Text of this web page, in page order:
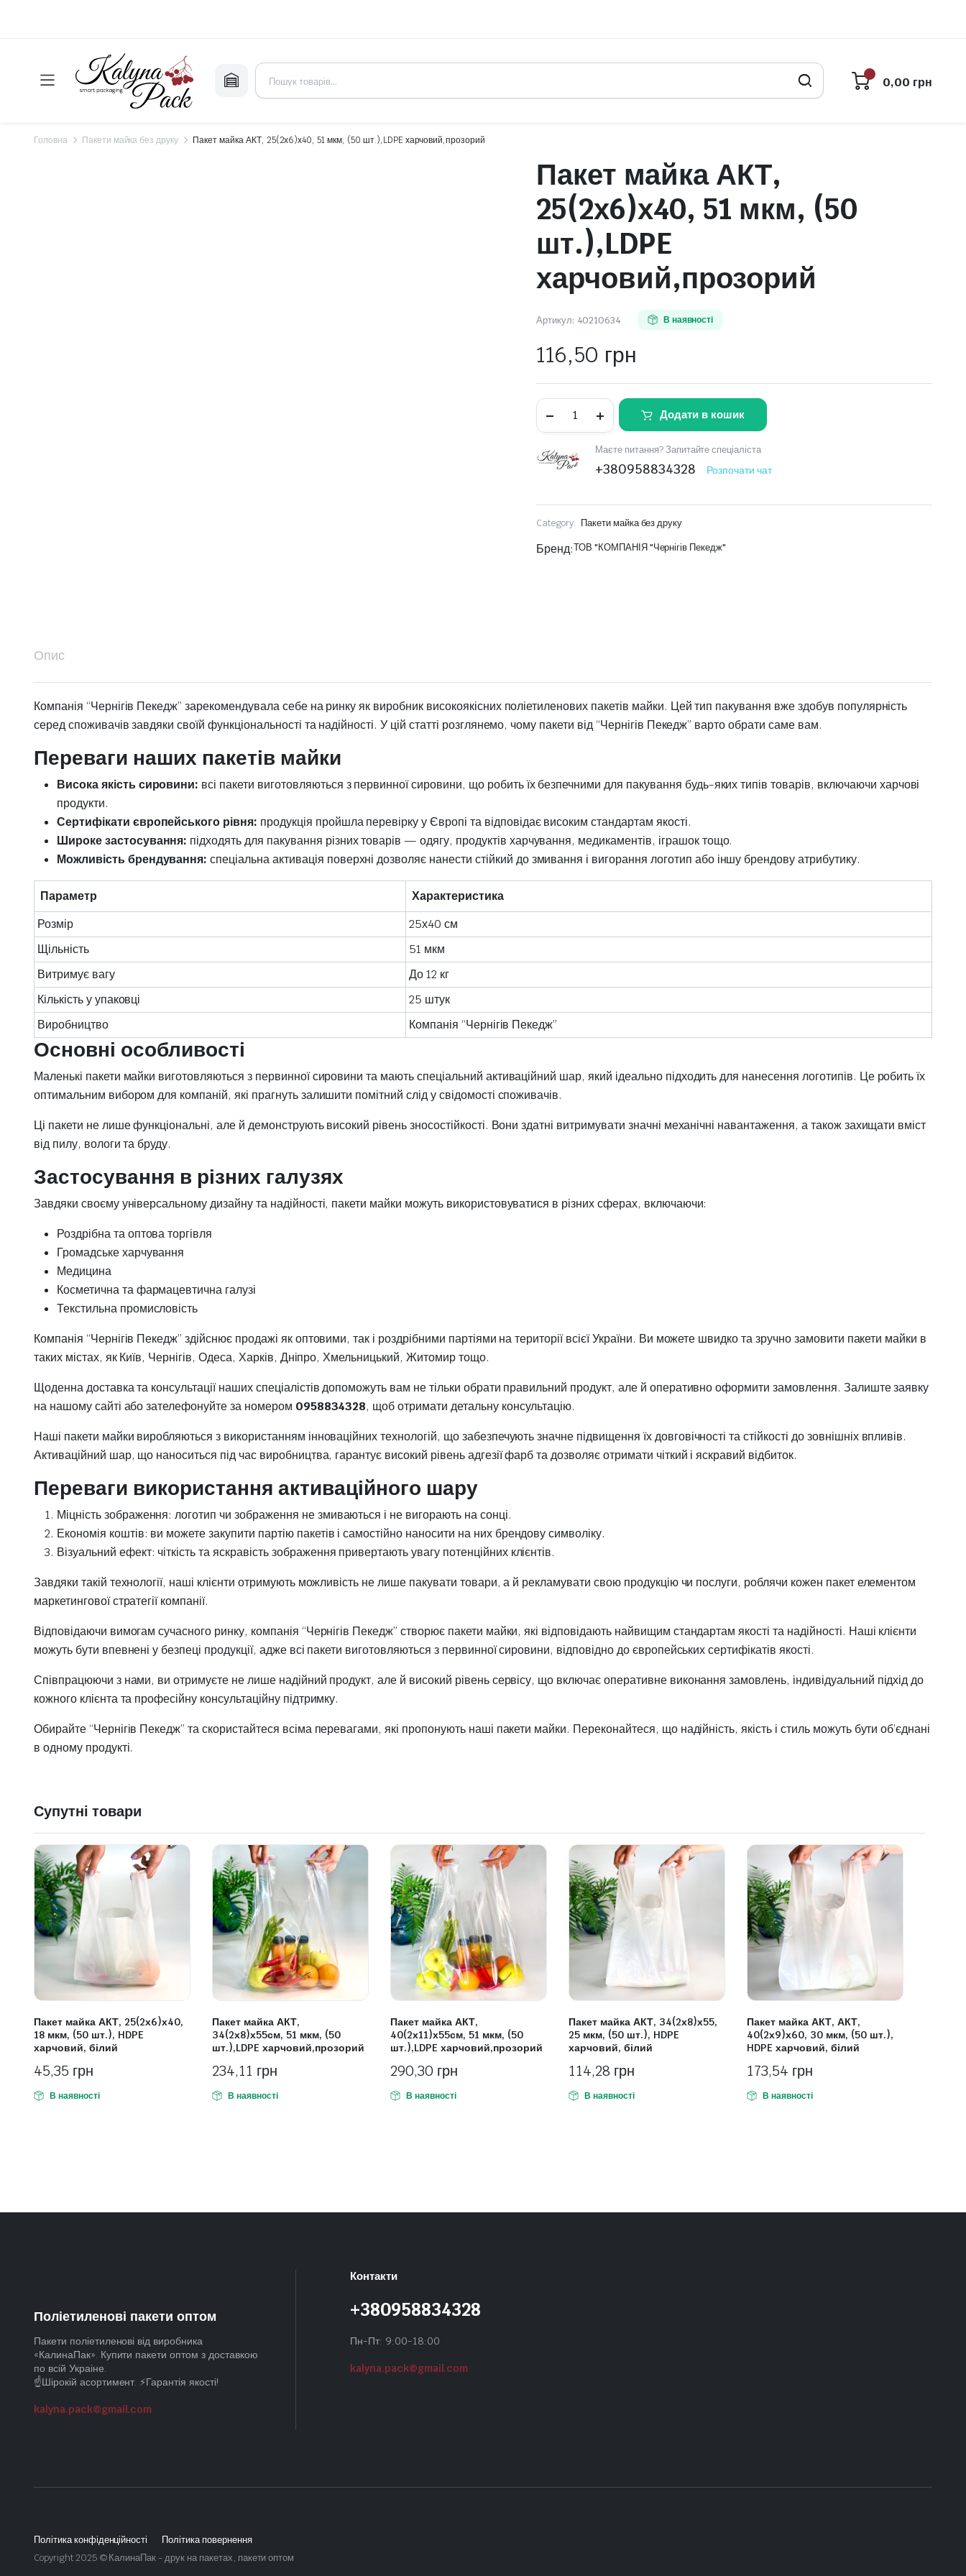
0,00 грн
Головна Пакети майка без друку Пакет майка АКТ, 25(2х6)х40, 51 мкм, (50 шт.),LDPE харчовий,прозорий
Пакет майка АКТ,
25(2х6)х40, 51 мкм, (50
шт.),LDPE
харчовий,прозорий
Артикул: 40210634 В наявності
116,50 грн
майка
51
мкм,
харчовий,прозорий
Додати в кошик
Маєте питання? Запитайте спеціаліста
+380958834328 Розпочати чат
Category: Пакети майка без друку
Бренд:ТОВ "КОМПАНІЯ "Чернігів Пекедж"
Опис
Компанія “Чернігів Пекедж” зарекомендувала себе на ринку як виробник високоякісних поліетиленових пакетів майки. Цей тип пакування вже здобув популярність
серед споживачів завдяки своїй функціональності та надійності. У цій статті розглянемо, чому пакети від “Чернігів Пекедж” варто обрати саме вам.
Переваги наших пакетів майки
Висока якість сировини: всі пакети виготовляються з первинної сировини, що робить їх безпечними для пакування будь-яких типів товарів, включаючи харчові
продукти.
Сертифікати європейського рівня: продукція пройшла перевірку у Європі та відповідає високим стандартам якості.
Широке застосування: підходять для пакування різних товарів — одягу, продуктів харчування, медикаментів, іграшок тощо.
Можливість брендування: спеціальна активація поверхні дозволяє нанести стійкий до змивання і вигорання логотип або іншу брендову атрибутику.
Параметр
Характеристика
Розмір
25х40 см
Щільність
51 мкм
Витримує вагу
До 12 кг
Кількість у упаковці
25 штук
Виробництво
Компанія “Чернігів Пекедж”
Основні особливості
Маленькі пакети майки виготовляються з первинної сировини та мають спеціальний активаційний шар, який ідеально підходить для нанесення логотипів. Це робить їх
оптимальним вибором для компаній, які прагнуть залишити помітний слід у свідомості споживачів.
Ці пакети не лише функціональні, але й демонструють високий рівень зносостійкості. Вони здатні витримувати значні механічні навантаження, а також захищати вміст
від пилу, вологи та бруду.
Застосування в різних галузях
Завдяки своєму універсальному дизайну та надійності, пакети майки можуть використовуватися в різних сферах, включаючи:
Роздрібна та оптова торгівля
Громадське харчування
Медицина
Косметична та фармацевтична галузі
Текстильна промисловість
Компанія “Чернігів Пекедж” здійснює продажі як оптовими, так і роздрібними партіями на території всієї України. Ви можете швидко та зручно замовити пакети майки в
таких містах, як Київ, Чернігів, Одеса, Харків, Дніпро, Хмельницький, Житомир тощо.
Щоденна доставка та консультації наших спеціалістів допоможуть вам не тільки обрати правильний продукт, але й оперативно оформити замовлення. Залиште заявку
на нашому сайті або зателефонуйте за номером 0958834328, щоб отримати детальну консультацію.
Наші пакети майки виробляються з використанням інноваційних технологій, що забезпечують значне підвищення їх довговічності та стійкості до зовнішніх впливів.
Активаційний шар, що наноситься під час виробництва, гарантує високий рівень адгезії фарб та дозволяє отримати чіткий і яскравий відбиток.
Переваги використання активаційного шару
Міцність зображення: логотип чи зображення не змиваються і не вигорають на сонці.
Економія коштів: ви можете закупити партію пакетів і самостійно наносити на них брендову символіку.
Візуальний ефект: чіткість та яскравість зображення привертають увагу потенційних клієнтів.
Завдяки такій технології, наші клієнти отримують можливість не лише пакувати товари, а й рекламувати свою продукцію чи послуги, роблячи кожен пакет елементом
маркетингової стратегії компанії.
Відповідаючи вимогам сучасного ринку, компанія “Чернігів Пекедж” створює пакети майки, які відповідають найвищим стандартам якості та надійності. Наші клієнти
можуть бути впевнені у безпеці продукції, адже всі пакети виготовляються з первинної сировини, відповідно до європейських сертифікатів якості.
Співпрацюючи з нами, ви отримуєте не лише надійний продукт, але й високий рівень сервісу, що включає оперативне виконання замовлень, індивідуальний підхід до
кожного клієнта та професійну консультаційну підтримку.
Обирайте “Чернігів Пекедж” та скористайтеся всіма перевагами, які пропонують наші пакети майки. Переконайтеся, що надійність, якість і стиль можуть бути об’єднані
в одному продукті.
Супутні товари
Пакет майка АКТ, 25(2х6)х40,
18 мкм, (50 шт.), HDPE
харчовий, білий
45,35 грн
В наявності
Пакет майка АКТ,
34(2х8)х55см, 51 мкм, (50
шт.),LDPE харчовий,прозорий
234,11 грн
В наявності
Пакет майка АКТ,
40(2х11)х55см, 51 мкм, (50
шт.),LDPE харчовий,прозорий
290,30 грн
В наявності
Пакет майка АКТ, 34(2х8)х55,
25 мкм, (50 шт.), HDPE
харчовий, білий
114,28 грн
В наявності
Пакет майка АКТ, АКТ,
40(2х9)х60, 30 мкм, (50 шт.),
HDPE харчовий, білий
173,54 грн
В наявності
Поліетиленові пакети оптом
Пакети поліетиленові від виробника
«КалинаПак». Купити пакети оптом з доставкою
по всій Украіне.
☝️Шірокій асортимент. ⚡Гарантія якості!
kalyna.pack@gmail.com
Контакти
+380958834328
Пн-Пт: 9:00-18:00
kalyna.pack@gmail.com
Політика конфіденційності
Політика повернення
Copyright 2025 © КалинаПак - друк на пакетах, пакети оптом